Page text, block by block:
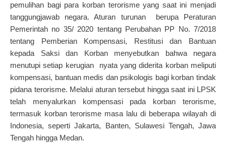
pemulihan bagi para korban terorisme yang saat ini menjadi
tanggungjawab negara. Aturan turunan berupa Peraturan
Pemerintah no 35/ 2020 tentang Perubahan PP No. 7/2018
tentang Pemberian Kompensasi, Restitusi dan Bantuan
kepada Saksi dan Korban menyebutkan bahwa negara
menutupi setiap kerugian nyata yang diderita korban meliputi
kompensasi, bantuan medis dan psikologis bagi korban tindak
pidana terorisme. Melalui aturan tersebut hingga saat ini LPSK
telah menyalurkan kompensasi pada korban terorisme,
termasuk korban terorisme masa lalu di beberapa wilayah di
Indonesia, seperti Jakarta, Banten, Sulawesi Tengah, Jawa
Tengah hingga Medan.